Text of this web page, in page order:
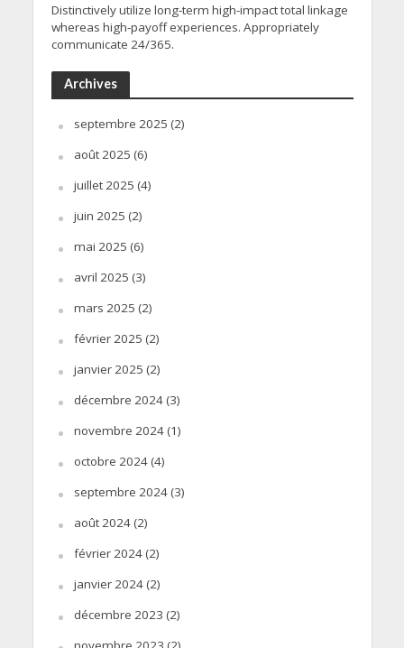
Distinctively utilize long-term high-impact total linkage
whereas high-payoff experiences. Appropriately
communicate 24/365.
Archives
septembre 2025 (2)
août 2025 (6)
juillet 2025 (4)
juin 2025 (2)
mai 2025 (6)
avril 2025 (3)
mars 2025 (2)
février 2025 (2)
janvier 2025 (2)
décembre 2024(3)
novembre 2024(1)
octobre 2024(4)
septembre 2024(3)
août 2024(2)
février 2024(2)
janvier 2024(2)
décembre 2023 (2)